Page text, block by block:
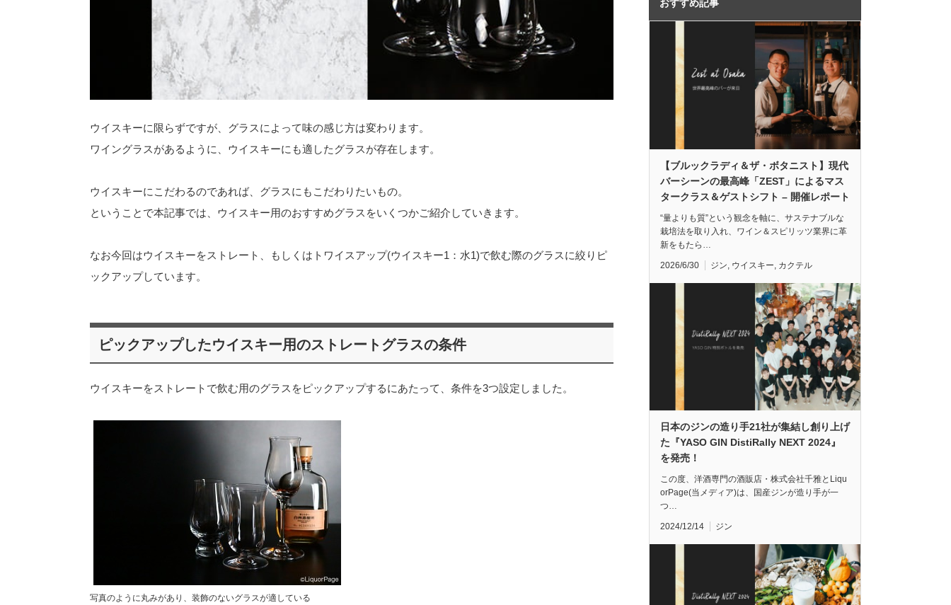
ウイスキーに限らずですが、グラスによって味の感じ方は変わります。
ワイングラスがあるように、ウイスキーにも適したグラスが存在します。
ウイスキーにこだわるのであれば、グラスにもこだわりたいもの。
ということで本記事では、ウイスキー用のおすすめグラスをいくつかご紹介していきます。
なお今回はウイスキーをストレート、もしくはトワイスアップ(ウイスキー1：水1)で飲む際のグラスに絞りピ
ックアップしています。
ピックアップしたウイスキー用のストレートグラスの条件
ウイスキーをストレートで飲む用のグラスをピックアップするにあたって、条件を3つ設定しました。
写真のように丸みがあり、装飾のないグラスが適している
おすすめ記事
【ブルックラディ＆ザ・ボタニスト】現代
バーシーンの最高峰「ZEST」によるマス
タークラス＆ゲストシフト – 開催レポート
“量よりも質”という観念を軸に、サステナブルな
栽培法を取り入れ、ワイン＆スピリッツ業界に革
新をもたら…
2026/6/30 ジン ウイスキー カクテル
日本のジンの造り手21社が集結し創り上げ
た『YASO GIN DistiRally NEXT 2024』
を発売！
この度、洋酒専門の酒販店・株式会社千雅とLiqu
orPage(当メディア)は、国産ジンが造り手が一
つ…
2024/12/14 ジン